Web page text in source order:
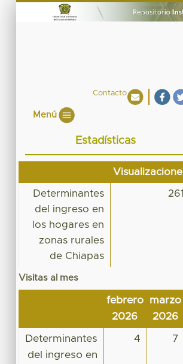
Contacto
Menú
Estadísticas
Determinantes
del ingreso en
los hogares en
zonas rurales
de Chiapas
261
Visitas al mes
febrero
2026
marzo
2026
Determinantes
del ingreso en
4 7